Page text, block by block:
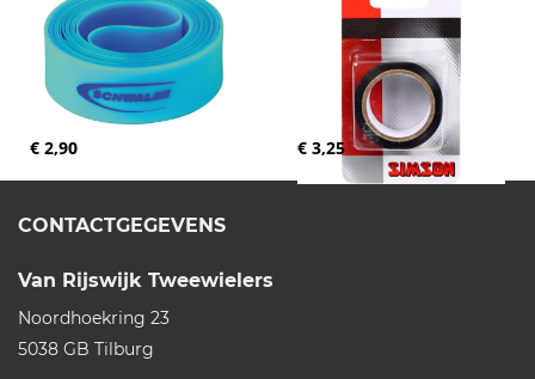
€ 2,90 € 3,25
CONTACTGEGEVENS
Van Rijswijk Tweewielers
Noordhoekring 23
5038 GB Tilburg